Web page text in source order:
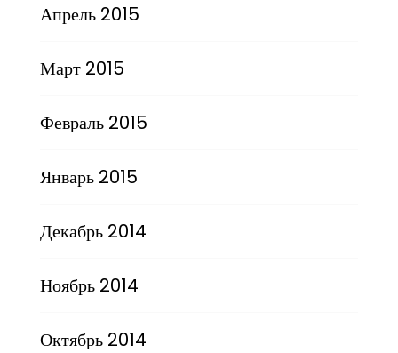
Апрель 2015
Март 2015
Февраль 2015
Январь 2015
Декабрь 2014
Ноябрь 2014
Октябрь 2014